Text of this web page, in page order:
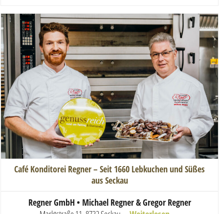
Café Konditorei Regner – Seit 1660 Lebkuchen und Süßes
aus Seckau
Regner GmbH • Michael Regner & Gregor Regner